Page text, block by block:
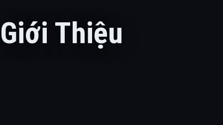
Giới Thiệu